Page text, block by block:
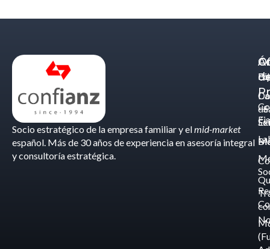
Socio estratégico de la empresa familiar y elmid-market
español. Más de 30 años de experiencia en asesoría integral
y consultoría estratégica.
de
-